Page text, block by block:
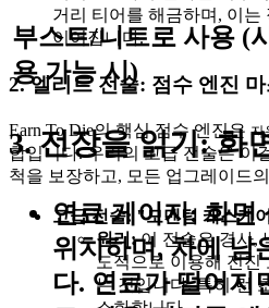
부스트/니트로 사용 (
용 가능 시)
3. 전장을 읽기: 화
연료 게이지:화면
위치하며, 차에 남
다. 연료가 떨어지
거리 티어를 해금하며, 이는
이어집니다.
2. 엘리트 전술: 점수 엔진
Earn To Die의 핵심 점수 엔진은 자
합입니다. 우리의 고급 전술은 이
척을 보장하고, 모든 업그레이드
고급 전술: "모멘텀 캐스케
원리:이 전술은 경사,
도적으로 이용해 전진
는 것입니다. 특히 런